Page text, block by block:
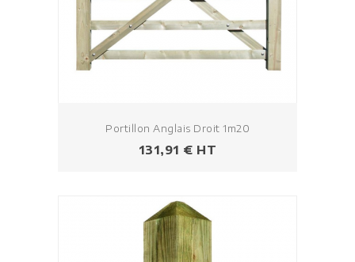
Portillon Anglais Droit 1m20
Prezzo
131,91 € HT